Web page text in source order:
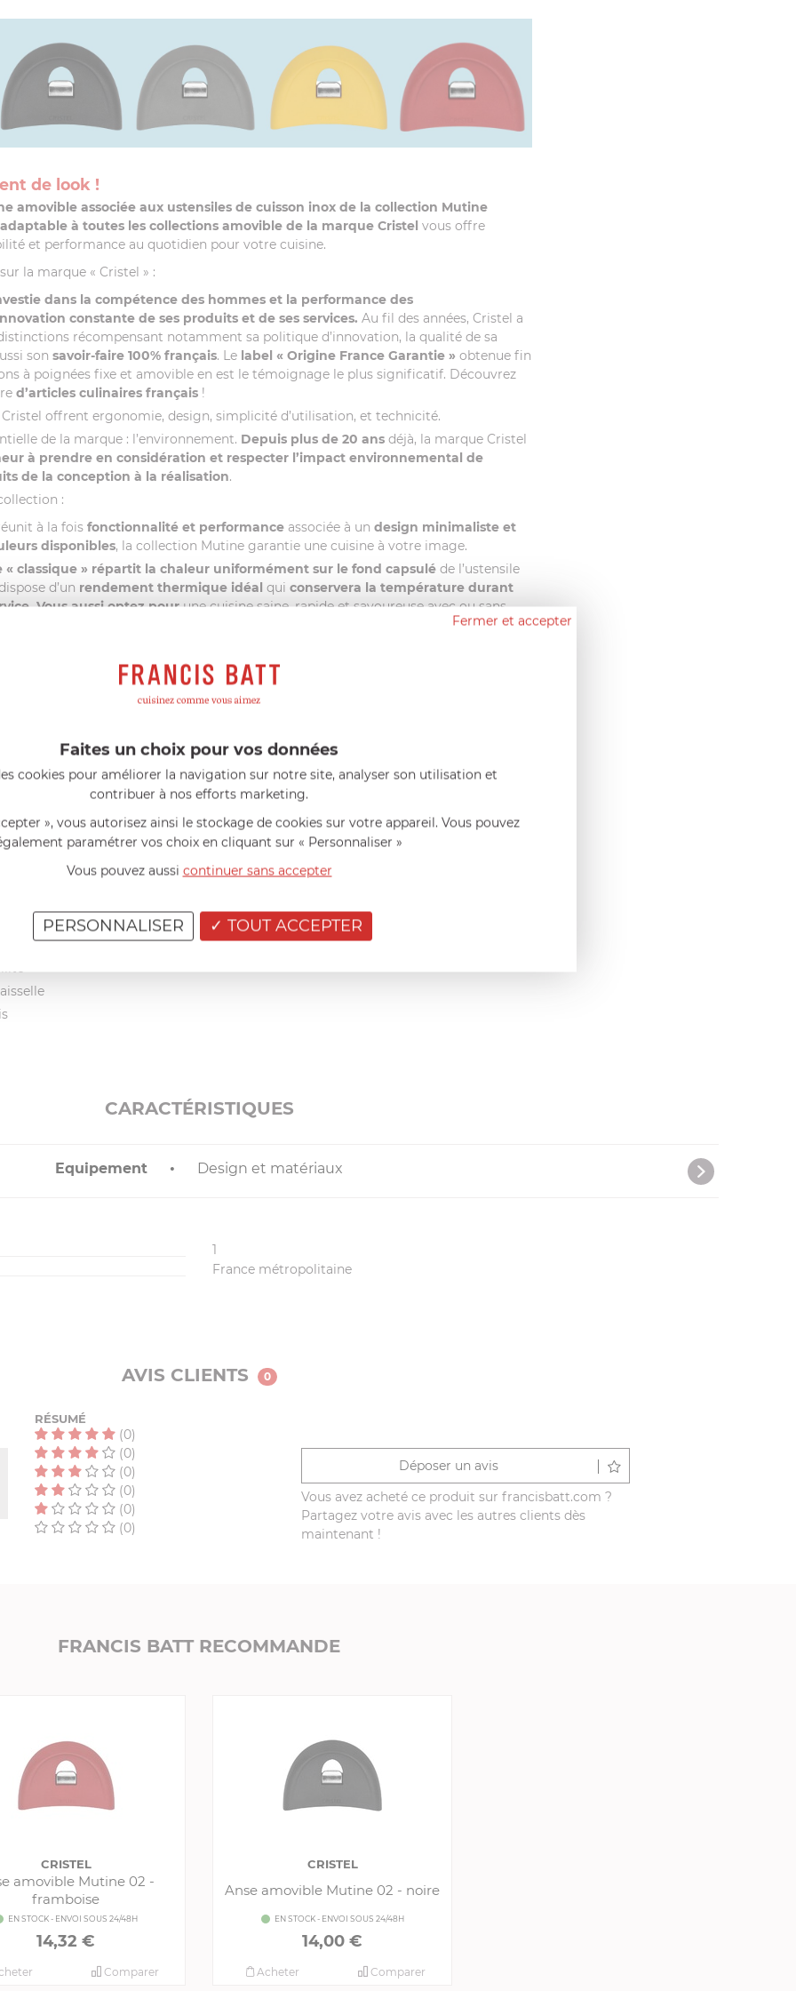
de look !
amovible associée aux ustensiles de cuisson inox de la collection Mutine
à toutes les collections amovible de la marque Cristel vous offre
et performance au quotidien pour votre cuisine.
la marque « Cristel » :
dans la compétence des hommes et la performance des
constante de ses produits et de ses services. Au fil des années, Cristel a
récompensant notamment sa politique d’innovation, la qualité de sa
son savoir-faire 100% français. Le label « Origine France Garantie » obtenue fin
à poignées fixe et amovible en est le témoignage le plus significatif. Découvrez
d’articles culinaires français !
offrent ergonomie, design, simplicité d’utilisation, et technicité.
de la marque : l’environnement. Depuis plus de 20 ans déjà, la marque Cristel
à prendre en considération et respecter l’impact environnemental de
de la conception à la réalisation.
:
à la fois fonctionnalité et performance associée à un design minimaliste et
disponibles, la collection Mutine garantie une cuisine à votre image.
classique » répartit la chaleur uniformément sur le fond capsulé de l’ustensile
d’un rendement thermique idéal qui conservera la température durant
Vous aussi optez pourune cuisine saine, rapide et savoureuse avec ou sans
chaque ustensile en élégant plat de service
poêle à un plat à four et d’une sauteuse en un plat de service d’un simple
vous offrira également unrangement compact
Mutines’adaptent à tous vos ustensiles de cuisine des collections amovibles
sauteuse ou poêle ; passez de l’un à l’autre en un geste simple grâce aux
amovibles Mutine s’accordent aux tons de votre intérieur avec ses
multiples
. Esthétiques, les poignées permettent de passer de la cuisine à la table en toute
« Cook & Serve »
CARACTÉRISTIQUES
Equipement Design et matériaux
1
France métropolitaine
AVIS CLIENTS 0
RÉSUMÉ
(0)
(0)
(0)
(0)
(0)
(0)
Déposer un avis
Vous avez acheté ce produit sur francisbatt.com ?
Partagez votre avis avec les autres clients dès
maintenant !
FRANCIS BATT RECOMMANDE
CRISTEL
amovible Mutine 02 -
framboise
EN STOCK - ENVOI SOUS 24/48H
14,32 €
Comparer
CRISTEL
Anse amovible Mutine 02 - noire
EN STOCK - ENVOI SOUS 24/48H
14,00 €
Comparer
Acheter
Fermer et accepter
Faites un choix pour vos données
cookies pour améliorer la navigation sur notre site, analyser son utilisation et
contribuer à nos efforts marketing.
», vous autorisez ainsi le stockage de cookies sur votre appareil. Vous pouvez
paramétrer vos choix en cliquant sur « Personnaliser »
Vous pouvez aussi continuer sans accepter
TOUT ACCEPTER
PERSONNALISER